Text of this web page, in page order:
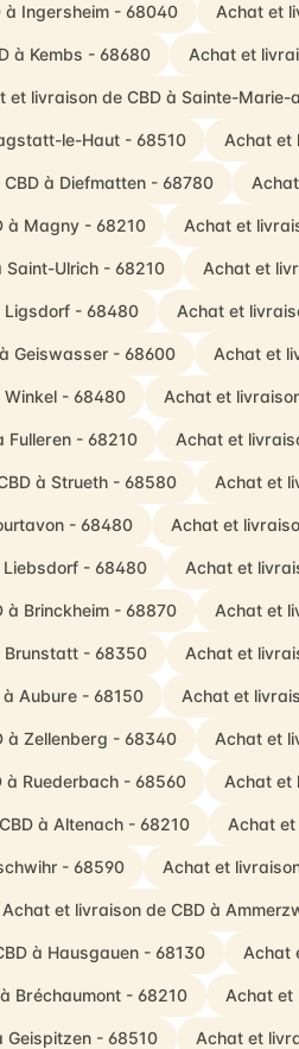
à Ingersheim - 68040 Achat et
à Kembs - 68680 Achat et
et livraison de CBD à Sainte-Marie-
le-Haut - 68510 Achat et
à Diefmatten - 68780
à Magny - 68210 Achat et
Saint-Ulrich - 68210 Achat et
Ligsdorf - 68480 Achat et
Geiswasser - 68600 Achat et
Winkel - 68480 Achat et
Fulleren - 68210 Achat et
à Strueth - 68580 Achat et
- 68480 Achat et
Liebsdorf - 68480 Achat et
à Brinckheim - 68870 Achat et
Brunstatt - 68350 Achat et
Aubure - 68150 Achat et
à Zellenberg - 68340 Achat et
à Ruederbach - 68560 Achat et
à Altenach - 68210 Achat et
- 68590 Achat et
Achat et livraison de CBD à
à Hausgauen - 68130 Achat
Bréchaumont - 68210 Achat et
Geispitzen - 68510 Achat et